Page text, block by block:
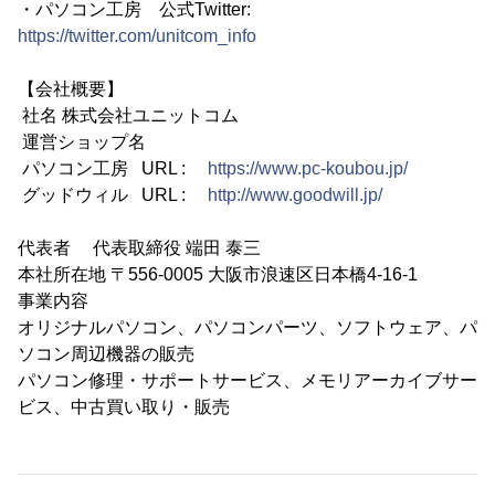
・パソコン工房 公式Twitter:
https://twitter.com/unitcom_info
【会社概要】
社名 株式会社ユニットコム
運営ショップ名
パソコン工房 URL :
https://www.pc-koubou.jp/
グッドウィル URL :
http://www.goodwill.jp/
代表者 代表取締役 端田 泰三
本社所在地 〒556-0005 大阪市浪速区日本橋4-16-1
事業内容
オリジナルパソコン、パソコンパーツ、ソフトウェア、パ
ソコン周辺機器の販売
パソコン修理・サポートサービス、メモリアーカイブサー
ビス、中古買い取り・販売